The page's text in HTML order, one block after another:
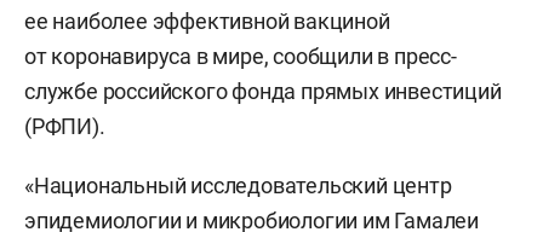
ее наиболее эффективной вакциной
от коронавируса в мире, сообщили в пресс-
службе российского фонда прямых инвестиций
(РФПИ).
«Национальный исследовательский центр
эпидемиологии и микробиологии им Гамалеи